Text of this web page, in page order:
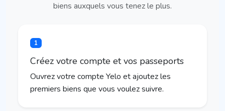
biens auxquels vous tenez le plus.
1
Créez votre compte et vos passeports
Ouvrez votre compte Yelo et ajoutez les
premiers biens que vous voulez suivre.